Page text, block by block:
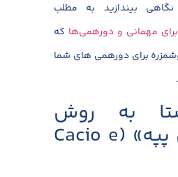
بیندازید به مطلب
مهمانی و دورهمی‌ها که
برای دورهمی های شما
به روش
«کاتسا ای پپه» (Cacio e